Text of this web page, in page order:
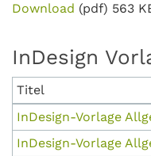
Download (pdf) 563
InDesign
Titel
InDesign-Vorlage
InDesign-Vorlage